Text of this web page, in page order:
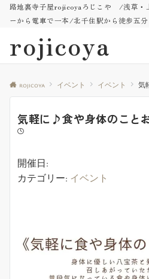
路地裏寺子屋rojicoyaろじこや /浅草・
ーから電車で一本/北千住駅から徒歩五分
rojicoya
rojicoya イベント イベント 気
気軽に♪食や身体のこと
開催日:
カテゴリー: イベント